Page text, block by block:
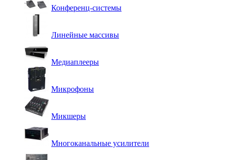
Конференц-системы
Линейные массивы
Медиаплееры
Микрофоны
Микшеры
Многоканальные усилители